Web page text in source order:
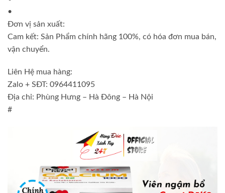
•
Đơn vị sản xuất:
Cam kết: Sản Phẩm chính hãng 100%, có hóa đơn mua bán,
vận chuyển.
Liên Hệ mua hàng:
Zalo + SĐT: 0964411095
Địa chỉ: Phùng Hưng – Hà Đông – Hà Nội
#